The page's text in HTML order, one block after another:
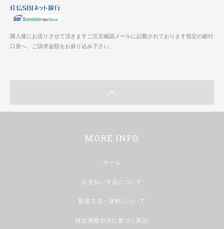
購入後にお送りさせて頂きますご注文確認メールに記載されております指定の銀行
口座へ、ご請求金額をお振り込み下さい。
MORE INFO
ホーム
お支払い方法について
配送方法・送料について
特定商取引法に基づく表記